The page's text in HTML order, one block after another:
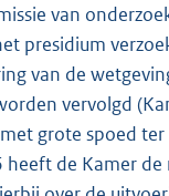
:
3
8
K
b
van
presidium
van de
vervolgd
grote spoed
de Kamer